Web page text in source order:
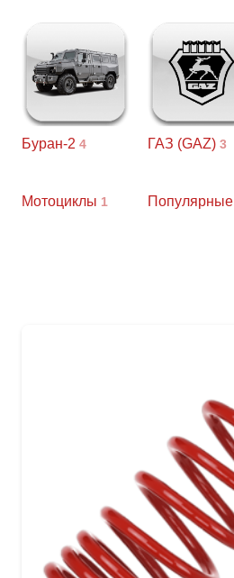
Буран-2 4 ГАЗ (GAZ) 3
Мотоциклы 1 Популярные